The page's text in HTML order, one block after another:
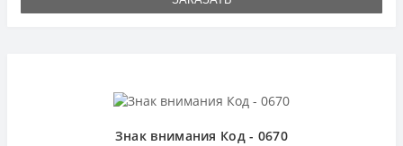
Знак внимания Код - 0670